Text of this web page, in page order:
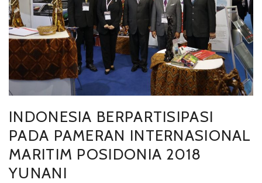
INDONESIA BERPARTISIPASI
PADA PAMERAN INTERNASIONAL
MARITIM POSIDONIA 2018
YUNANI